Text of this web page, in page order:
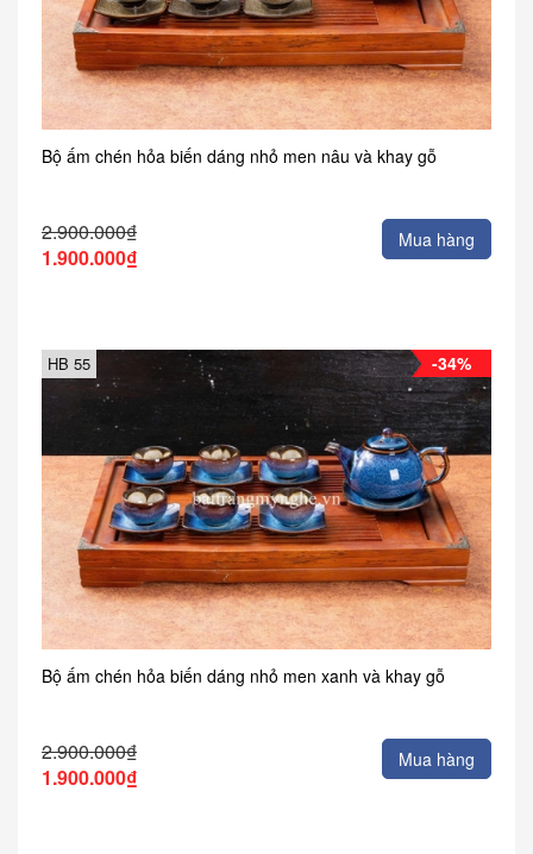
Bộ ấm chén hỏa biến dáng nhỏ men nâu và khay gỗ
2.900.000₫
1.900.000₫
Mua hàng
-34%
HB 55
Bộ ấm chén hỏa biến dáng nhỏ men xanh và khay gỗ
2.900.000₫
1.900.000₫
Mua hàng